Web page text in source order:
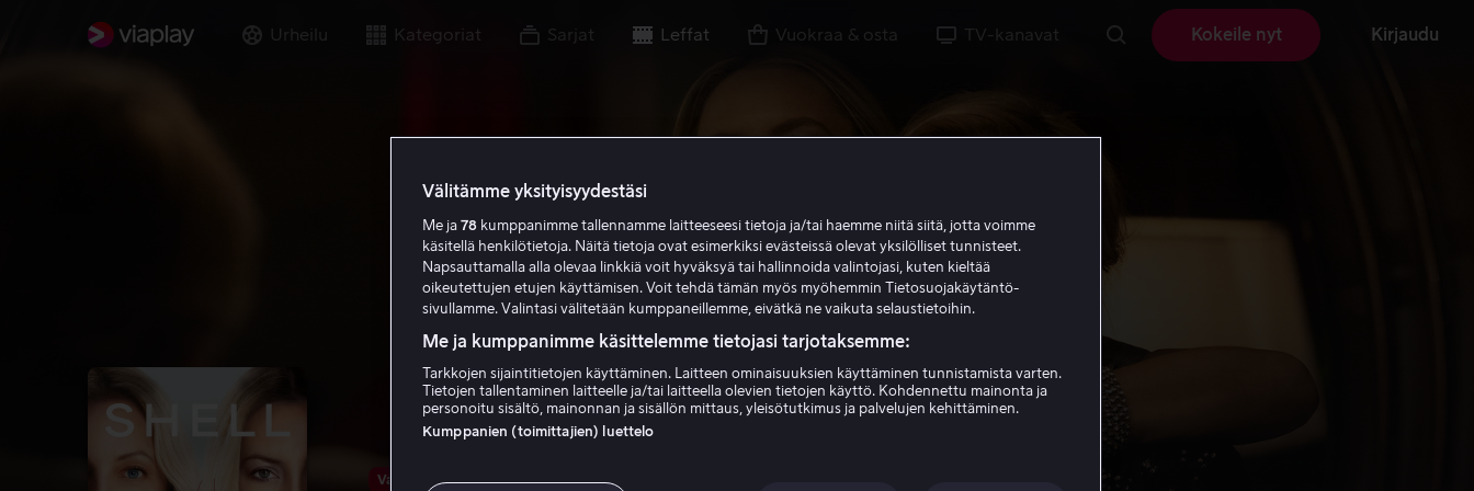
Urheilu Kategoriat Sarjat Leffat Vuokraa & osta TV-kanavat Kokeile nyt Kirjaudu
Vain meillä
Välitämme yksityisyydestäsi
Me ja 78 kumppanimme tallennamme laitteeseesi tietoja ja/tai haemme niitä siitä, jotta voimme
käsitellä henkilötietoja. Näitä tietoja ovat esimerkiksi evästeissä olevat yksilölliset tunnisteet.
Napsauttamalla alla olevaa linkkiä voit hyväksyä tai hallinnoida valintojasi, kuten kieltää
oikeutettujen etujen käyttämisen. Voit tehdä tämän myös myöhemmin Tietosuojakäytäntö-
sivullamme. Valintasi välitetään kumppaneillemme, eivätkä ne vaikuta selaustietoihin.
Me ja kumppanimme käsittelemme tietojasi tarjotaksemme:
Tarkkojen sijaintitietojen käyttäminen. Laitteen ominaisuuksien käyttäminen tunnistamista varten.
Tietojen tallentaminen laitteelle ja/tai laitteella olevien tietojen käyttö. Kohdennettu mainonta ja
personoitu sisältö, mainonnan ja sisällön mittaus, yleisötutkimus ja palvelujen kehittäminen.
Kumppanien (toimittajien) luettelo